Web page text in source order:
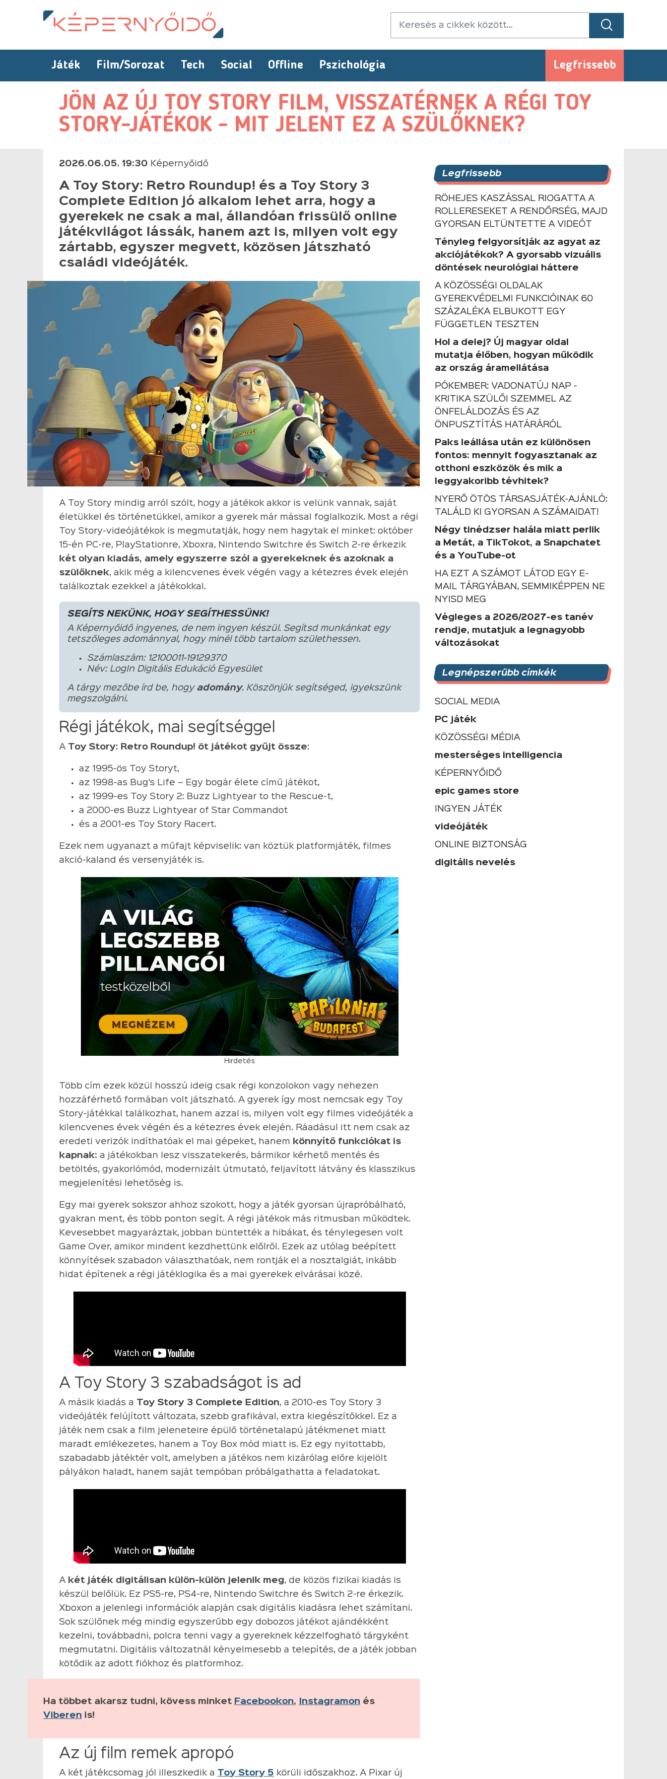
Játék Film/Sorozat Tech Social Offline Pszichológia Legfrissebb
JÖN AZ ÚJ TOY STORY FILM, VISSZATÉRNEK A RÉGI TOY
STORY-JÁTÉKOK - MIT JELENT EZ A SZÜLŐKNEK?
2026.06.05. 19:30 Képernyőidő
A Toy Story: Retro Roundup! és a Toy Story 3
Complete Edition jó alkalom lehet arra, hogy a
gyerekek ne csak a mai, állandóan frissülő online
játékvilágot lássák, hanem azt is, milyen volt egy
zártabb, egyszer megvett, közösen játszható
családi videójáték.
A Toy Story mindig arról szólt, hogy a játékok akkor is velünk vannak, saját
életükkel és történetükkel, amikor a gyerek már mással foglalkozik. Most a régi
Toy Story-videójátékok is megmutatják, hogy nem hagytak el minket: október
15-én PC-re, PlayStationre, Xboxra, Nintendo Switchre és Switch 2-re érkezik
két olyan kiadás, amely egyszerre szól a gyerekeknek és azoknak a
szülőknek, akik még a kilencvenes évek végén vagy a kétezres évek elején
találkoztak ezekkel a játékokkal.
SEGÍTS NEKÜNK, HOGY SEGÍTHESSÜNK!
A Képernyőidő ingyenes, de nem ingyen készül. Segítsd munkánkat egy
tetszőleges adománnyal, hogy minél több tartalom születhessen.
Számlaszám: 12100011-19129370
Név: LogIn Digitális Edukáció Egyesület
A tárgy mezőbe írd be, hogy adomány. Köszönjük segítséged, igyekszünk
megszolgálni.
Régi játékok, mai segítséggel
A Toy Story: Retro Roundup! öt játékot gyűjt össze:
az 1995-ös Toy Storyt,
az 1998-as Bug's Life – Egy bogár élete című játékot,
az 1999-es Toy Story 2: Buzz Lightyear to the Rescue-t,
a 2000-es Buzz Lightyear of Star Commandot
és a 2001-es Toy Story Racert.
Ezek nem ugyanazt a műfajt képviselik: van köztük platformjáték, filmes
akció-kaland és versenyjáték is.
Hirdetés
Több cím ezek közül hosszú ideig csak régi konzolokon vagy nehezen
hozzáférhető formában volt játszható. A gyerek így most nemcsak egy Toy
Story-játékkal találkozhat, hanem azzal is, milyen volt egy filmes videójáték a
kilencvenes évek végén és a kétezres évek elején. Ráadásul itt nem csak az
eredeti verizók indíthatóak el mai gépeket, hanem
könnyítő funkciókat is
kapnak: a játékokban lesz visszatekerés, bármikor kérhető mentés és
betöltés, gyakorlómód, modernizált útmutató, feljavított látvány és klasszikus
megjelenítési lehetőség is.
Egy mai gyerek sokszor ahhoz szokott, hogy a játék gyorsan újrapróbálható,
gyakran ment, és több ponton segít. A régi játékok más ritmusban működtek.
Kevesebbet magyaráztak, jobban büntették a hibákat, és ténylegesen volt
Game Over, amikor mindent kezdhettünk előlről. Ezek az utólag beépített
könnyítések szabadon választhatóak, nem rontják el a nosztalgiát, inkább
hidat építenek a régi játéklogika és a mai gyerekek elvárásai közé.
A Toy Story 3 szabadságot is ad
A másik kiadás a Toy Story 3 Complete Edition, a 2010-es Toy Story 3
videójáték felújított változata, szebb grafikával, extra kiegészítőkkel. Ez a
játék nem csak a film jeleneteire épülő történetalapú játékmenet miatt
maradt emlékezetes, hanem a Toy Box mód miatt is. Ez egy nyitottabb,
szabadabb játéktér volt, amelyben a játékos nem kizárólag előre kijelölt
pályákon haladt, hanem saját tempóban próbálgathatta a feladatokat.
A két játék digitálisan külön-külön jelenik meg, de közös fizikai kiadás is
készül belőlük. Ez PS5-re, PS4-re, Nintendo Switchre és Switch 2-re érkezik.
Xboxon a jelenlegi információk alapján csak digitális kiadásra lehet számítani.
Sok szülőnek még mindig egyszerűbb egy dobozos játékot ajándékként
kezelni, továbbadni, polcra tenni vagy a gyereknek kézzelfogható tárgyként
megmutatni. Digitális változatnál kényelmesebb a telepítés, de a játék jobban
kötődik az adott fiókhoz és platformhoz.
Ha többet akarsz tudni, kövess minket Facebookon, Instagramon és
Viberen is!
Az új film remek apropó
A két játékcsomag jól illeszkedik a Toy Story 5 körüli időszakhoz. A Pixar új
Legfrissebb
RÖHEJES KASZÁSSAL RIOGATTA A
ROLLERESEKET A RENDŐRSÉG, MAJD
GYORSAN ELTÜNTETTE A VIDEÓT
Tényleg felgyorsítják az agyat az
akciójátékok? A gyorsabb vizuális
döntések neurológiai háttere
A KÖZÖSSÉGI OLDALAK
GYEREKVÉDELMI FUNKCIÓINAK 60
SZÁZALÉKA ELBUKOTT EGY
FÜGGETLEN TESZTEN
Hol a delej? Új magyar oldal
mutatja élőben, hogyan működik
az ország áramellátása
PÓKEMBER: VADONATÚJ NAP -
KRITIKA SZÜLŐI SZEMMEL AZ
ÖNFELÁLDOZÁS ÉS AZ
ÖNPUSZTÍTÁS HATÁRÁRÓL
Paks leállása után ez különösen
fontos: mennyit fogyasztanak az
otthoni eszközök és mik a
leggyakoribb tévhitek?
NYERŐ ÖTÖS TÁRSASJÁTÉK-AJÁNLÓ:
TALÁLD KI GYORSAN A SZÁMAIDAT!
Négy tinédzser halála miatt perlik
a Metát, a TikTokot, a Snapchatet
és a YouTube-ot
HA EZT A SZÁMOT LÁTOD EGY E-
MAIL TÁRGYÁBAN, SEMMIKÉPPEN NE
NYISD MEG
Végleges a 2026/2027-es tanév
rendje, mutatjuk a legnagyobb
változásokat
Legnépszerűbb címkék
SOCIAL MEDIA
PC játék
KÖZÖSSÉGI MÉDIA
mesterséges intelligencia
KÉPERNYŐIDŐ
epic games store
INGYEN JÁTÉK
videójáték
ONLINE BIZTONSÁG
digitális nevelés